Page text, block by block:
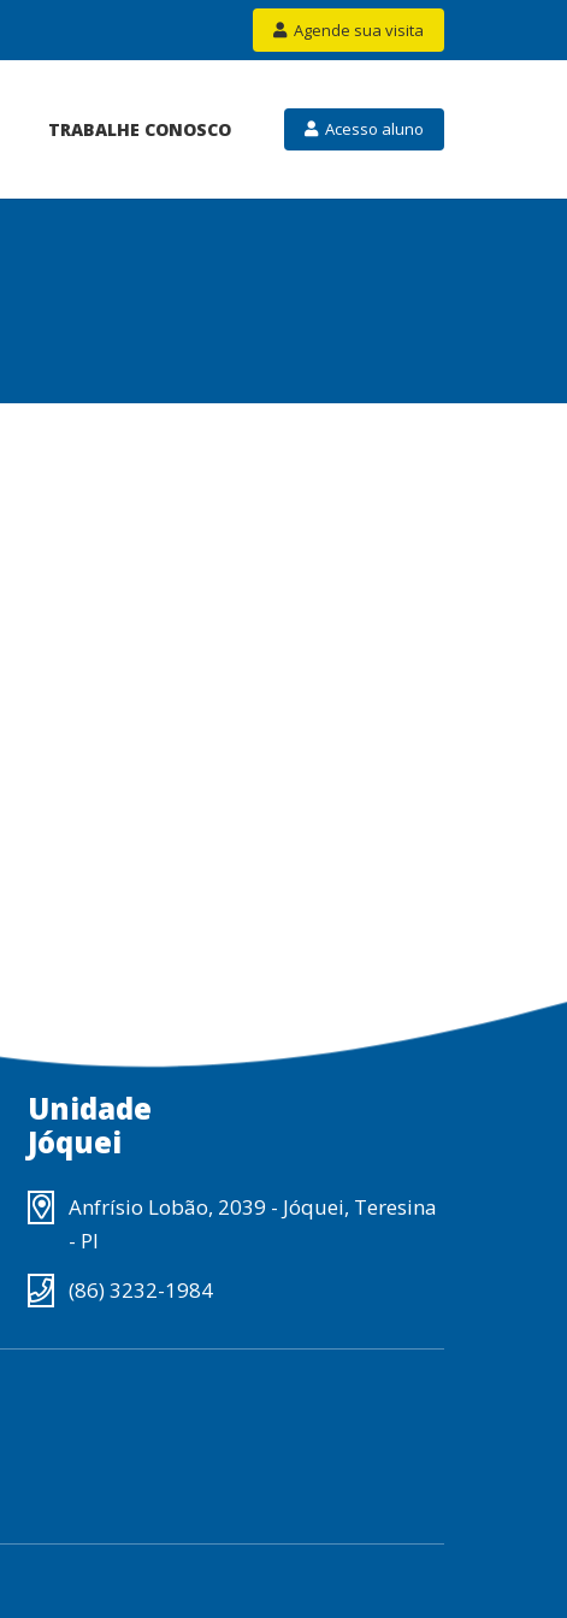
Agende sua visita
TRABALHE CONOSCO Acesso aluno
Unidade
Jóquei
Anfrísio Lobão, 2039 - Jóquei, Teresina
- PI
(86) 3232-1984